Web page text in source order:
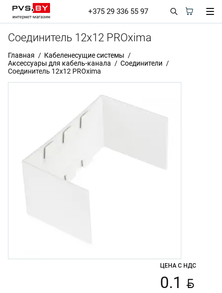
+375 29 336 55 97
Соединитель 12х12 PROxima
Главная
Кабеленесущие системы
Аксессуары для кабель-канала
Соединители
Соединитель 12х12 PROxima
ЦЕНА С НДС
0.1 BYN